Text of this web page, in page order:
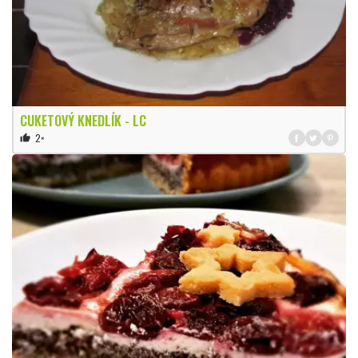
CUKETOVÝ KNEDLÍK - LC
thumb_up 2×